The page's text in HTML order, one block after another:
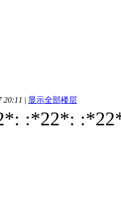
20:11 | 显示全部楼层
:*22*: